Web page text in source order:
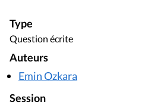
Type
Question écrite
Auteurs
Emin Ozkara
Session